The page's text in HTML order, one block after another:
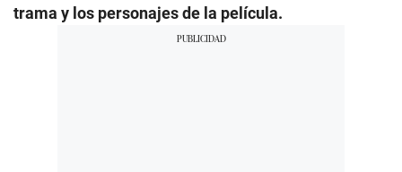
trama y los personajes de la película.